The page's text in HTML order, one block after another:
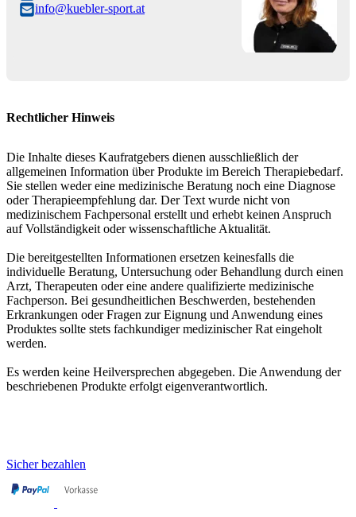
info@kuebler-sport.at
Rechtlicher Hinweis
Die Inhalte dieses Kaufratgebers dienen ausschließlich der
allgemeinen Information über Produkte im Bereich Therapiebedarf.
Sie stellen weder eine medizinische Beratung noch eine Diagnose
oder Therapieempfehlung dar. Der Text wurde nicht von
medizinischem Fachpersonal erstellt und erhebt keinen Anspruch
auf Vollständigkeit oder wissenschaftliche Aktualität.
Die bereitgestellten Informationen ersetzen keinesfalls die
individuelle Beratung, Untersuchung oder Behandlung durch einen
Arzt, Therapeuten oder eine andere qualifizierte medizinische
Fachperson. Bei gesundheitlichen Beschwerden, bestehenden
Erkrankungen oder Fragen zur Eignung und Anwendung eines
Produktes sollte stets fachkundiger medizinischer Rat eingeholt
werden.
Es werden keine Heilversprechen abgegeben. Die Anwendung der
beschriebenen Produkte erfolgt eigenverantwortlich.
Sicher bezahlen